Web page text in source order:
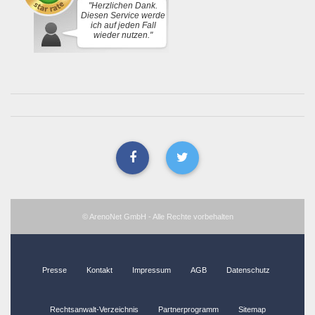
"Herzlichen Dank.
Diesen Service werde
ich auf jeden Fall
wieder nutzen."
© ArenoNet GmbH - Alle Rechte vorbehalten
Presse Kontakt Impressum AGB Datenschutz
Rechtsanwalt-Verzeichnis Partnerprogramm Sitemap